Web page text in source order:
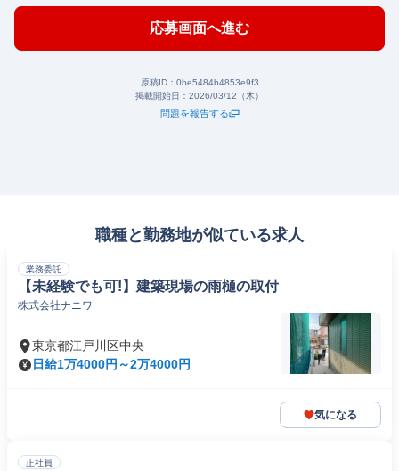
応募画面へ進む
原稿ID： 0be5484b4853e9f3
掲載開始日： 2026/03/12（木）
問題を報告する
職種と勤務地が似ている求人
業務委託
【未経験でも可!】建築現場の雨樋の取付
株式会社ナニワ
東京都江戸川区中央
日給1万4000円～2万4000円
気になる
正社員